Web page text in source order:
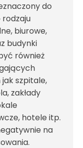
do
biurowe,
budynki
również
szpitale,
zakłady
hotele itp.
na